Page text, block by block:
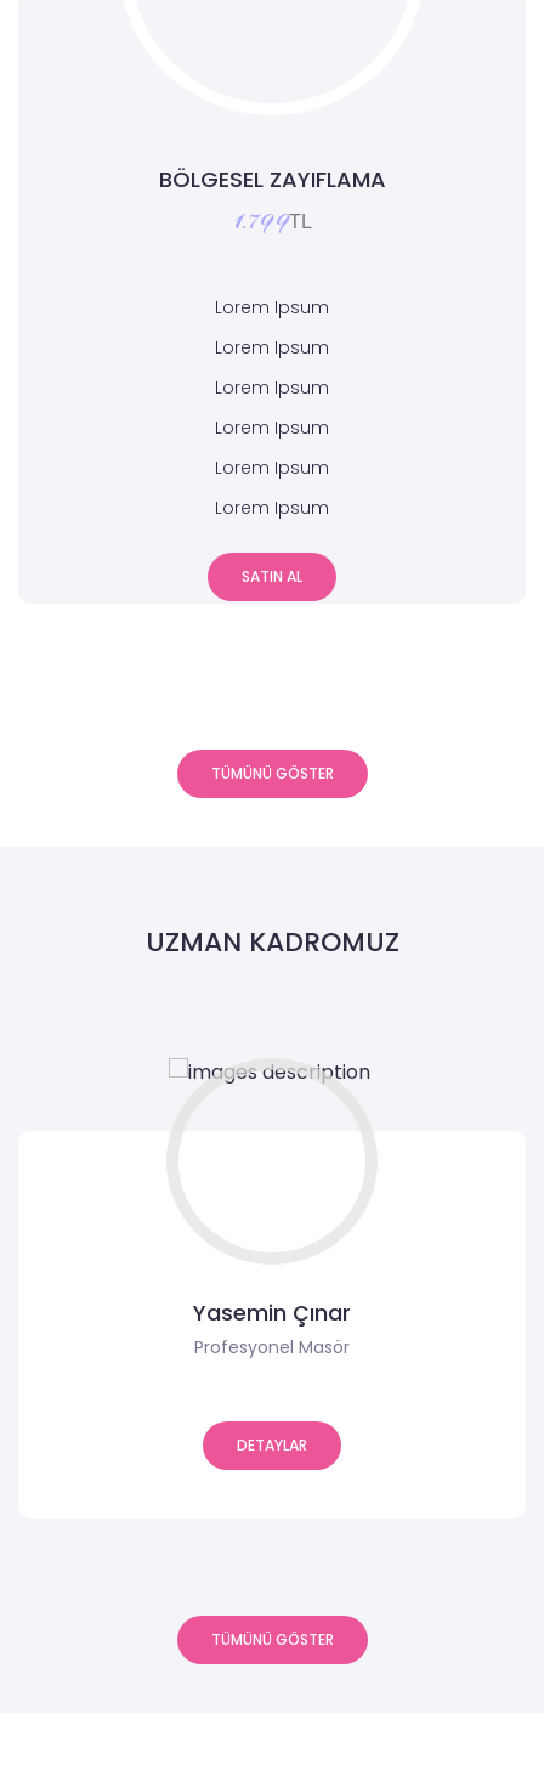
BÖLGESEL ZAYIFLAMA
1.799TL
Lorem Ipsum
Lorem Ipsum
Lorem Ipsum
Lorem Ipsum
Lorem Ipsum
Lorem Ipsum
SATIN AL
TÜMÜNÜ GÖSTER
UZMAN KADROMUZ
Yasemin Çınar
Profesyonel Masör
DETAYLAR
TÜMÜNÜ GÖSTER